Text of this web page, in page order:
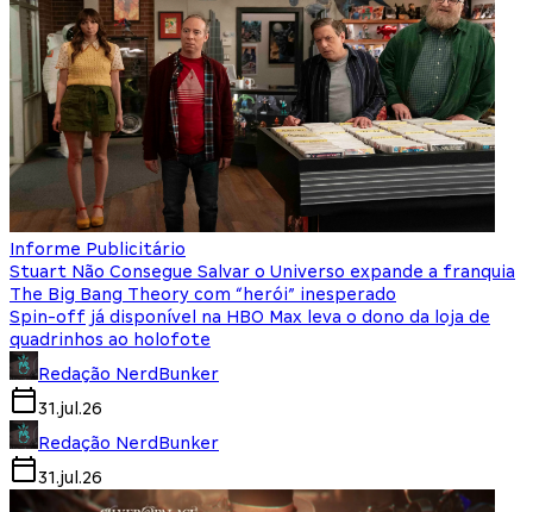
Informe Publicitário
Stuart Não Consegue Salvar o Universo expande a franquia
The Big Bang Theory com “herói” inesperado
Spin-off já disponível na HBO Max leva o dono da loja de
quadrinhos ao holofote
Redação NerdBunker
31.jul.26
Redação NerdBunker
31.jul.26